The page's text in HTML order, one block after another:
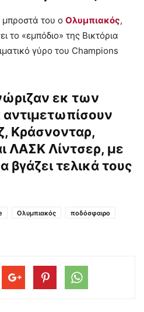
του ο Ολυμπιακός,
το «εμπόδιο» της Βικτόρια
γύρο του Champions
εκ των
Κράσνονταρ,
ΛΑΣΚ Λίντσερ, με
βγάζει τελικά τους
Ολυμπιακός
ποδόσφαιρο